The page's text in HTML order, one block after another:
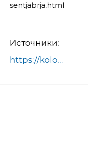
sentjabrja.html
Источники:
https://kolomnagrad.ru/vse-novosti/49277-xiii-mezhdunarodnyj-jablochno-knizhnyj-festival-jabloki-v-kolomne-projdet-v-jetu-subbotu-6-sentjabrja.html